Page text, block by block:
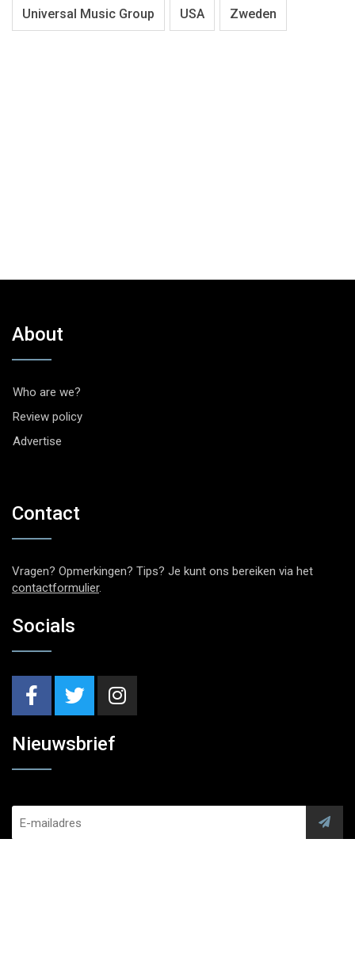
Universal Music Group USA Zweden
About
Who are we?
Review policy
Advertise
Contact
Vragen? Opmerkingen? Tips? Je kunt ons bereiken via het
contactformulier.
Socials
Nieuwsbrief